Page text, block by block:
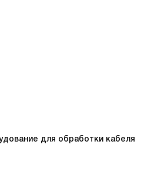
для обработки кабеля